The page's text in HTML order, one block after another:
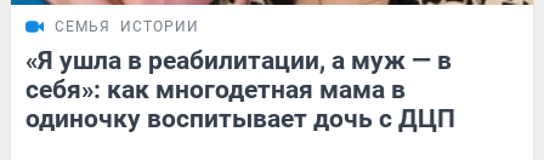
СЕМЬЯ ИСТОРИИ
«Я ушла в реабилитации, а муж — в
себя»: как многодетная мама в
одиночку воспитывает дочь с ДЦП